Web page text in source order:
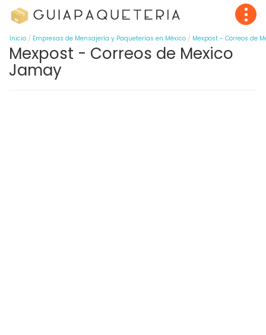
Inicio Empresas de Mensajería y Paqueterías en México Mexpost - Correos de
Mexpost - Correos de Mexico
Jamay